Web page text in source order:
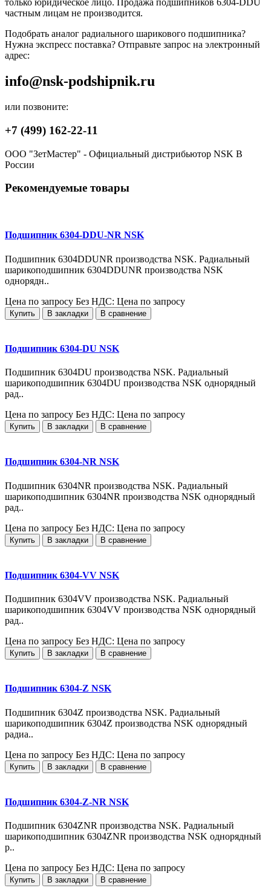
только юридическое лицо. Продажа подшипников 6304-DDU
частным лицам не производится.
Подобрать аналог радиального шарикового подшипника?
Нужна экспресс поставка? Отправьте запрос на электронный
адрес:
info@nsk-podshipnik.ru
или позвоните:
+7 (499) 162-22-11
ООО "ЗетМастер" - Официальный дистрибьютор NSK В
России
Рекомендуемые товары
Подшипник 6304-DDU-NR NSK
Подшипник 6304DDUNR производства NSK. Радиальный
шарикоподшипник 6304DDUNR производства NSK
однорядн..
Цена по запросу Без НДС: Цена по запросу
Купить В закладки В сравнение
Подшипник 6304-DU NSK
Подшипник 6304DU производства NSK. Радиальный
шарикоподшипник 6304DU производства NSK однорядный
рад..
Цена по запросу Без НДС: Цена по запросу
Купить В закладки В сравнение
Подшипник 6304-NR NSK
Подшипник 6304NR производства NSK. Радиальный
шарикоподшипник 6304NR производства NSK однорядный
рад..
Цена по запросу Без НДС: Цена по запросу
Купить В закладки В сравнение
Подшипник 6304-VV NSK
Подшипник 6304VV производства NSK. Радиальный
шарикоподшипник 6304VV производства NSK однорядный
рад..
Цена по запросу Без НДС: Цена по запросу
Купить В закладки В сравнение
Подшипник 6304-Z NSK
Подшипник 6304Z производства NSK. Радиальный
шарикоподшипник 6304Z производства NSK однорядный
радиа..
Цена по запросу Без НДС: Цена по запросу
Купить В закладки В сравнение
Подшипник 6304-Z-NR NSK
Подшипник 6304ZNR производства NSK. Радиальный
шарикоподшипник 6304ZNR производства NSK однорядный
р..
Цена по запросу Без НДС: Цена по запросу
Купить В закладки В сравнение